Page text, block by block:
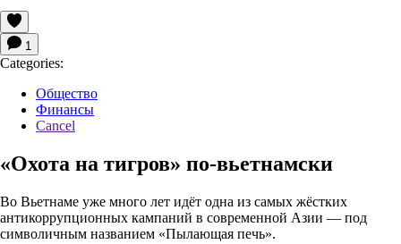
1
Categories:
Общество
Финансы
Cancel
«Охота на тигров» по-вьетнамски
Во Вьетнаме уже много лет идёт одна из самых жёстких
антикоррупционных кампаний в современной Азии — под
символичным названием «Пылающая печь».